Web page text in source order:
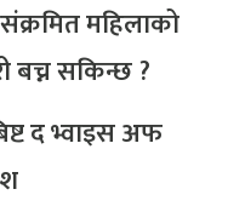
महिलाको
बच्न सकिन्छ ?
द भ्वाइस अफ